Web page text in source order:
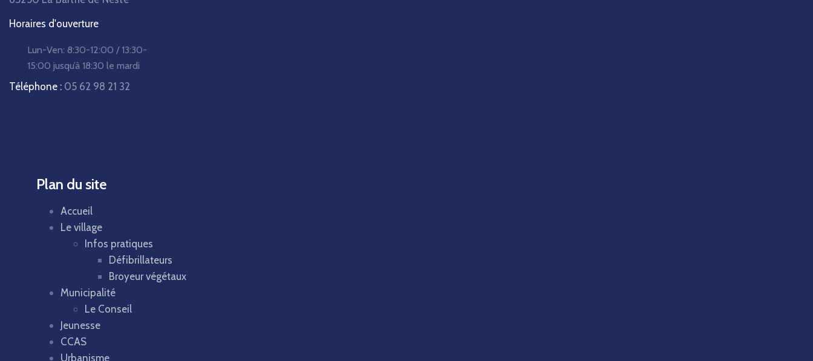
Horaires d'ouverture
Lun-Ven: 8:30-12:00 / 13:30-
15:00 jusqu’à 18:30 le mardi
Téléphone : 05 62 98 21 32
Plan du site
Accueil
Le village
Infos pratiques
Défibrillateurs
Broyeur végétaux
Municipalité
Le Conseil
Jeunesse
CCAS
Urbanisme